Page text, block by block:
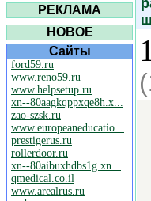
РЕКЛАМА
НОВОЕ
Сайты
ford59.ru
www.reno59.ru
www.helpsetup.ru
xn--80aagkqppxqe8h.x...
zao-szsk.ru
www.europeaneducatio...
prestigerus.ru
rollerdoor.ru
xn--80aibuxhdbs1g.xn...
qmedical.co.il
www.arealrus.ru